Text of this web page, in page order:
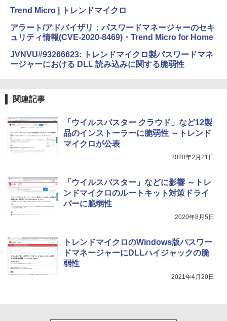
定バーチャルアイテムを含む】 【オンラ
インゲームコード】 ロブロックス |オン
ラインコード版
￥1,600
Windows版 | Minecraft (マインクラフ
￥2,326
FM TOWNS ハイパー・カタログ: 本体ハ
ードウェア・市販ソフトウェアのパーフ
Amazon Kindle Colorsoft | 16GBストレ
ージ、防水、7インチカラーディスプレ
イ、色調調節ライト、最大8週間持続バッ
売)
レージ、ノート機能搭載、明るさ自動調
整、色調調節ライト、プレミアムペン付
き、グラファイト
Trend Micro | トレンドマイクロ
アラート/アドバイザリ：パスワードマネージャーのセキ
ュリティ情報(CVE-2020-8469)・Trend Micro for Home
JVNVU#93266623: トレンドマイクロ製パスワードマネ
ージャーにおける DLL 読み込みに関する脆弱性
関連記事
「ウイルスバスター クラウド」など12製
品のインストーラーに脆弱性 ～トレンド
マイクロが公表
2020年2月21日
「ウイルスバスター」などに影響 ～トレ
ンドマイクロのルートキット対策ドライ
バーに脆弱性
2020年8月5日
トレンドマイクロのWindows版パスワー
ドマネージャーにDLLハイジャックの脆
弱性
2021年4月20日